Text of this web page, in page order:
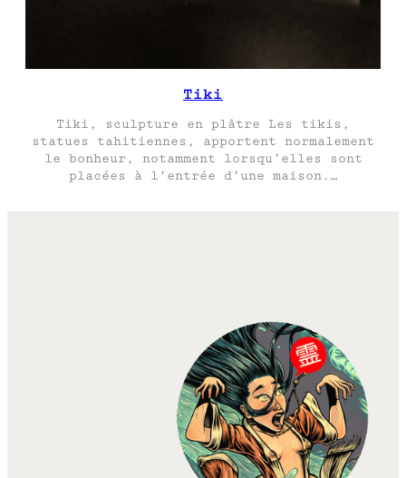
Tiki
Tiki, sculpture en plâtre Les tikis,
statues tahitiennes, apportent normalement
le bonheur, notamment lorsqu’elles sont
placées à l’entrée d’une maison.…